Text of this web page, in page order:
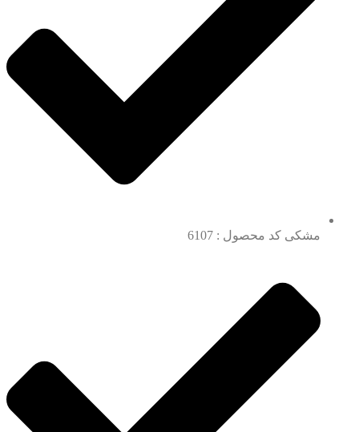
مشکی کد محصول : 6107